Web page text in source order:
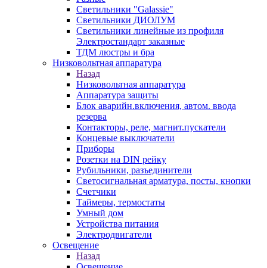
Светильники "Galassie"
Светильники ДИОЛУМ
Светильники линейные из профиля
Электростандарт заказные
ТДМ люстры и бра
Низковольтная аппаратура
Назад
Низковольтная аппаратура
Аппаратура защиты
Блок аварийн.включения, автом. ввода
резерва
Контакторы, реле, магнит.пускатели
Концевые выключатели
Приборы
Розетки на DIN рейку
Рубильники, разъединители
Светосигнальная арматура, посты, кнопки
Счетчики
Таймеры, термостаты
Умный дом
Устройства питания
Электродвигатели
Освещение
Назад